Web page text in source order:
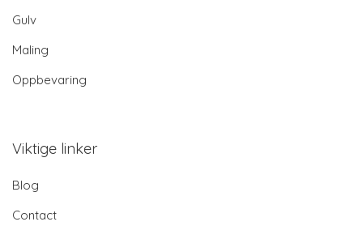
Gulv
Maling
Oppbevaring
Viktige linker
Blog
Contact